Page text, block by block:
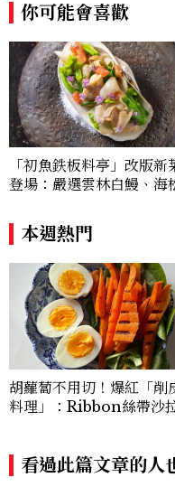
你可能會喜歡
「初魚鉄板料亭」改版新
登場：嚴選雲林白鰻、海
級優惠
本週熱門
胡蘿蔔不用切！爆紅「削
料理」：Ribbon絲帶沙
看過此篇文章的人